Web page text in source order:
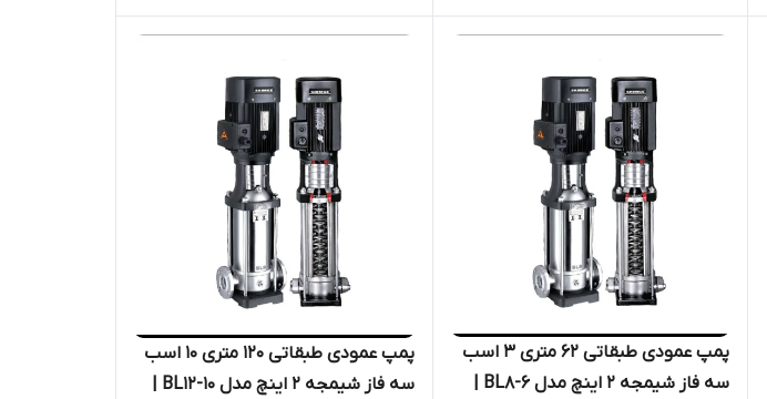
فشار قوی دیگ بخار
فشار قوی دیگ بخار
پمپ عمودی طبقاتی ۶۲ متری ۳ اسب
پمپ عمودی طبقاتی ۱۲۰ متری ۱۰ اسب